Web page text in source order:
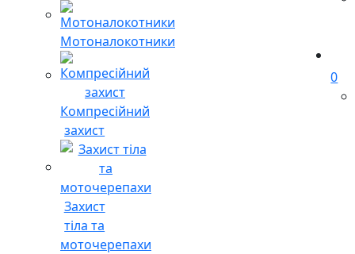
Мотоналокотники
Компресійний
захист
Захист
тіла та
моточерепахи
0